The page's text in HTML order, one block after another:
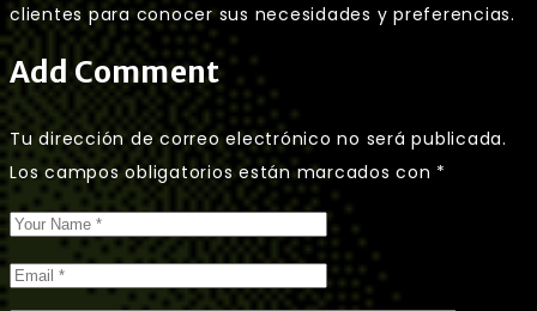
clientes para conocer sus necesidades y preferencias.
Add Comment
Tu dirección de correo electrónico no será publicada.
Los campos obligatorios están marcados con *